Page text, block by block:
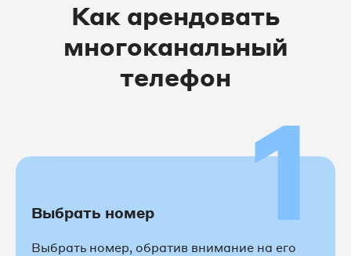
Как арендовать
многоканальный
телефон
1
Выбрать номер
Выбрать номер, обратив внимание на его